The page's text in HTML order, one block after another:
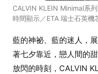
CALVIN KLEIN Minimal系
時間顯示／ETA 瑞士石英
藍的神祕、藍的迷人，
著七夕靠近，戀人間的
放閃的時刻，CALVIN